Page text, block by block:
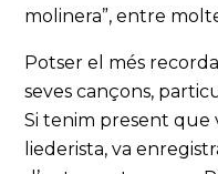
molinera”, entre
Potser el més
seves cançons,
Si tenim present que
liederista, va